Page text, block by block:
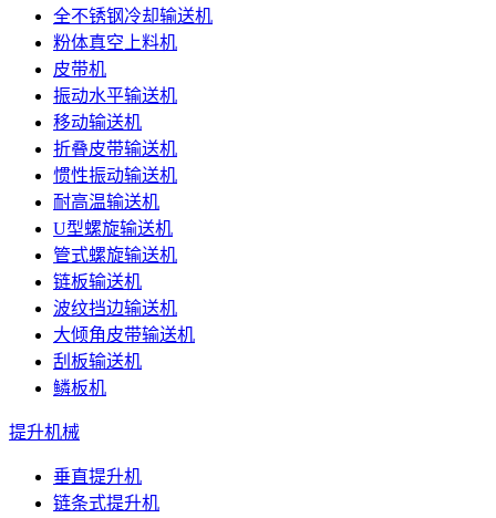
全不锈钢冷却输送机
粉体真空上料机
皮带机
振动水平输送机
移动输送机
折叠皮带输送机
惯性振动输送机
耐高温输送机
U型螺旋输送机
管式螺旋输送机
链板输送机
波纹挡边输送机
大倾角皮带输送机
刮板输送机
鳞板机
提升机械
垂直提升机
链条式提升机